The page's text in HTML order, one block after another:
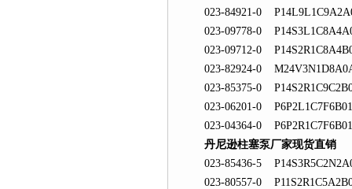
023-84921-0
023-09778-0
023-09712-0
023-82924-0
023-85375-0
023-06201-0 P6P2L1C7F6B01
023-04364-0 P6P2R1C7F6B01
丹尼逊柱塞泵厂家现货直销
023-85436-5
023-80557-0